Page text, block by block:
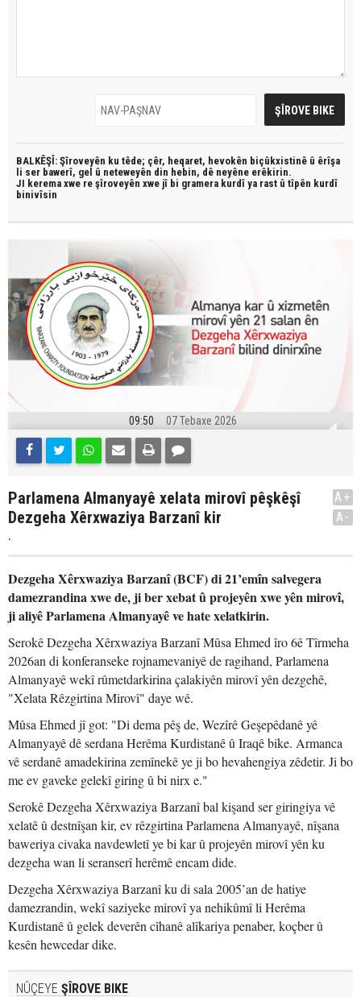
BALKÊŞÎ: Şîroveyên ku têde; çêr, heqaret, hevokên biçûkxistinê û êrîşa
li ser bawerî, gel û neteweyên din hebin, dê neyêne erêkirin.
JI kerema xwe re şîroveyên xwe jî bi gramera kurdî ya rast û tîpên kurdî
binivîsin
09:50 07 Tebaxe 2026
Parlamena Almanyayê xelata mirovî pêşkêşî
Dezgeha Xêrxwaziya Barzanî kir
.
A+
A-
Dezgeha Xêrxwaziya Barzanî (BCF) di 21’emîn salvegera
damezrandina xwe de, ji ber xebat û projeyên xwe yên mirovî,
ji aliyê Parlamena Almanyayê ve hate xelatkirin.
Serokê Dezgeha Xêrxwaziya Barzanî Mûsa Ehmed îro 6ê Tîrmeha
2026an di konferanseke rojnamevaniyê de ragihand, Parlamena
Almanyayê wekî rûmetdarkirina çalakiyên mirovî yên dezgehê,
"Xelata Rêzgirtina Mirovî" daye wê.
Mûsa Ehmed jî got: "Di dema pêş de, Wezîrê Geşepêdanê yê
Almanyayê dê serdana Herêma Kurdistanê û Iraqê bike. Armanca
vê serdanê amadekirina zemînekê ye ji bo hevahengiya zêdetir. Ji bo
me ev gaveke gelekî giring û bi nirx e."
Serokê Dezgeha Xêrxwaziya Barzanî bal kişand ser giringiya vê
xelatê û destnîşan kir, ev rêzgirtina Parlamena Almanyayê, nîşana
baweriya civaka navdewletî ye bi kar û projeyên mirovî yên ku
dezgeha wan li seranserî herêmê encam dide.
Dezgeha Xêrxwaziya Barzanî ku di sala 2005’an de hatiye
damezrandin, wekî saziyeke mirovî ya nehikûmî li Herêma
Kurdistanê û gelek deverên cîhanê alîkariya penaber, koçber û
kesên hewcedar dike.
NÛÇEYE ŞÎROVE BIKE